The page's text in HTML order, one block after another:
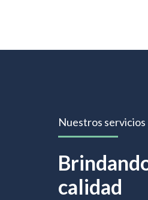
Nuestros servicios
calidad